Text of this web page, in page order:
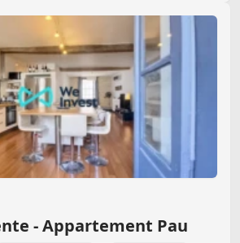
- Appartement Pau